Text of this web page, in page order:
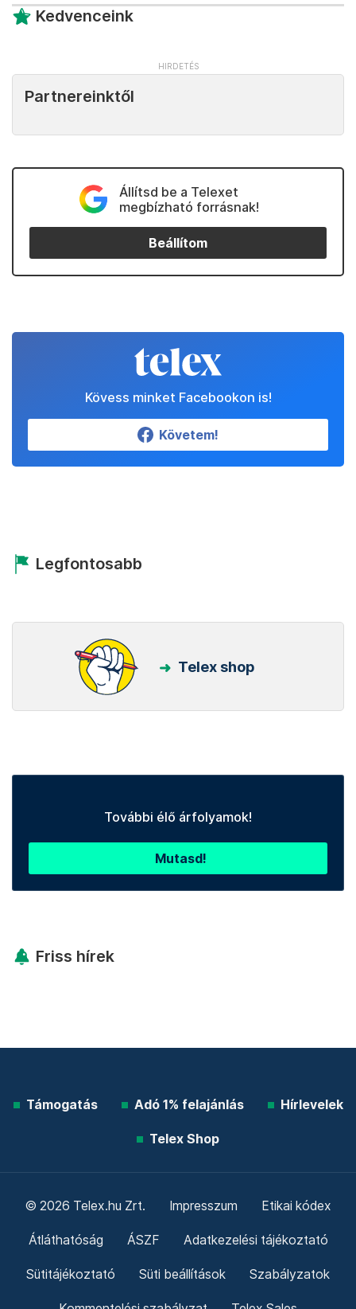
Kedvenceink
Partnereinktől
Állítsd be a Telexet
megbízható forrásnak!
Beállítom
Kövess minket Facebookon is!
Követem!
Legfontosabb
Telex shop
További élő árfolyamok!
Mutasd!
Friss hírek
Támogatás Adó 1% felajánlás Hírlevelek
Telex Shop
© 2026 Telex.hu Zrt. Impresszum Etikai kódex
Átláthatóság ÁSZF Adatkezelési tájékoztató
Sütitájékoztató Süti beállítások Szabályzatok